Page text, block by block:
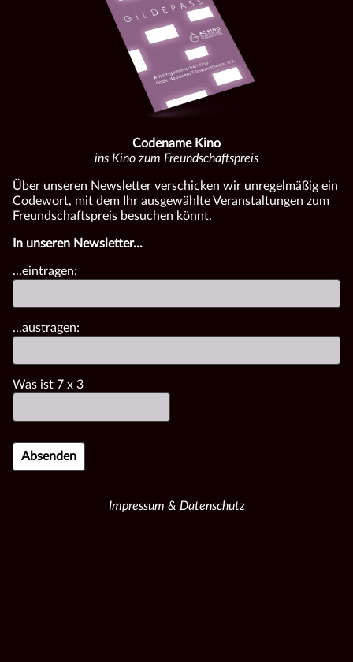
Codename Kino
ins Kino zum Freundschaftspreis
Über unseren Newsletter verschicken wir unregelmäßig ein
Codewort, mit dem Ihr ausgewählte Veranstaltungen zum
Freundschaftspreis besuchen könnt.
In unseren Newsletter...
...eintragen:
...austragen:
Was ist 7 x 3
Impressum & Datenschutz